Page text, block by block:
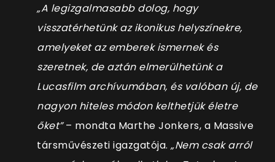
„A legizgalmasabb dolog, hogy
visszatérhetünk az ikonikus helyszínekre,
amelyeket az emberek ismernek és
szeretnek, de aztán elmerülhetünk a
Lucasfilm archívumában, és valóban új, de
nagyon hiteles módon kelthetjük életre
őket”– mondta Marthe Jonkers, a Massive
társművészeti igazgatója. „Nem csak arról